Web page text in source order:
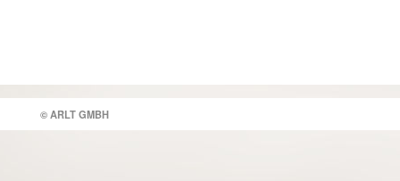
© ARLT GMBH